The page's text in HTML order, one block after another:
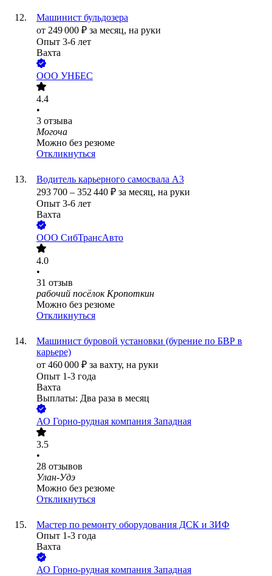
Машинист бульдозера
от 249 000 ₽ за месяц, на руки
Опыт 3-6 лет
Вахта
ООО УНБЕС
4.4
•
3 отзыва
Могоча
Можно без резюме
Откликнуться
Водитель карьерного самосвала А3
293 700 – 352 440 ₽ за месяц, на руки
Опыт 3-6 лет
Вахта
ООО СибТрансАвто
4.0
•
31 отзыв
рабочий посёлок Кропоткин
Можно без резюме
Откликнуться
Машинист буровой установки (бурение по БВР в
карьере)
от 460 000 ₽ за вахту, на руки
Опыт 1-3 года
Вахта
Выплаты: Два раза в месяц
АО Горно-рудная компания Западная
3.5
•
28 отзывов
Улан-Удэ
Можно без резюме
Откликнуться
Мастер по ремонту оборудования ДСК и ЗИФ
Опыт 1-3 года
Вахта
АО Горно-рудная компания Западная